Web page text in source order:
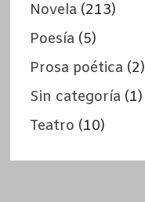
Novela (213)
Poesía (5)
Prosa poética (2)
Sin categoría (1)
Teatro (10)